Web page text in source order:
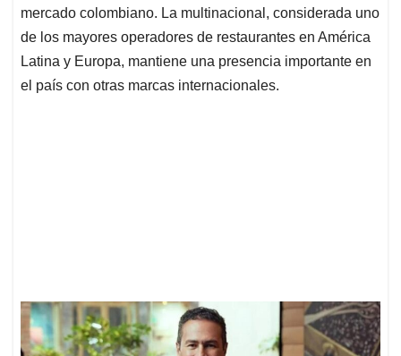
mercado colombiano. La multinacional, considerada uno
de los mayores operadores de restaurantes en América
Latina y Europa, mantiene una presencia importante en
el país con otras marcas internacionales.